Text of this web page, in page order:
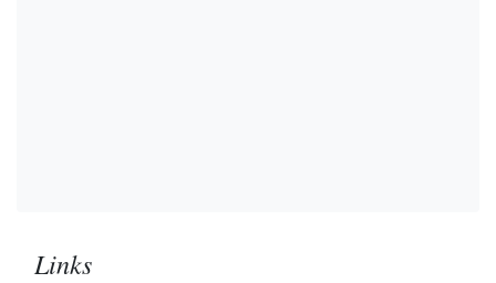
Links